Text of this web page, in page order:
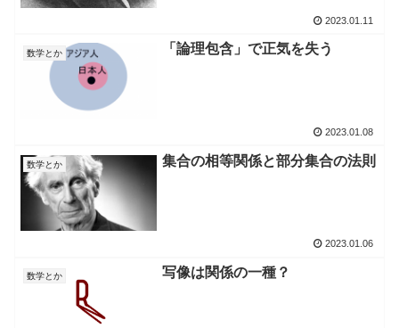
2023.01.11
数学とか 「論理包含」で正気を失う
2023.01.08
数学とか 集合の相等関係と部分集合の法則
2023.01.06
数学とか 写像は関係の一種？